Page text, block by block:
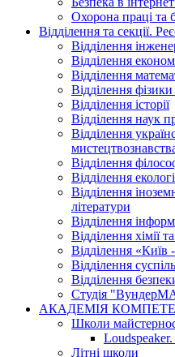
Охорона праці та
Відділення та секції.
Відділення
Відділення
Відділення
Відділення фізики
Відділення історії
Відділення наук
Відділення
Відділення
Відділення
Відділення
літератури
Відділення
Відділення хімії та
Відділення «Київ
Відділення
Відділення
Студія
АКАДЕМІЯ
Школи
Літні школи